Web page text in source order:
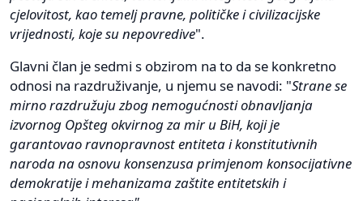
cjelovitost, kao temelj pravne, političke i civilizacijske
vrijednosti, koje su nepovredive".
Glavni član je sedmi s obzirom na to da se konkretno
odnosi na razdruživanje, u njemu se navodi: "Strane se
mirno razdružuju zbog nemogućnosti obnavljanja
izvornog Opšteg okvirnog za mir u BiH, koji je
garantovao ravnopravnost entiteta i konstitutivnih
naroda na osnovu konsenzusa primjenom konsocijativne
demokratije i mehanizama zaštite entitetskih i